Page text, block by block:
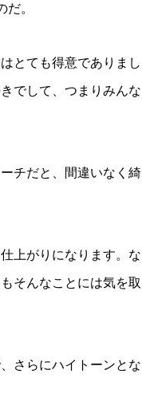
。
とても得意でありまし
でして、つまりみんな
チだと、間違いなく綺
上がりになります。な
そんなことには気を取
さらにハイトーンとな